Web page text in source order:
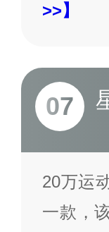
>>】
07
20万运
一款，